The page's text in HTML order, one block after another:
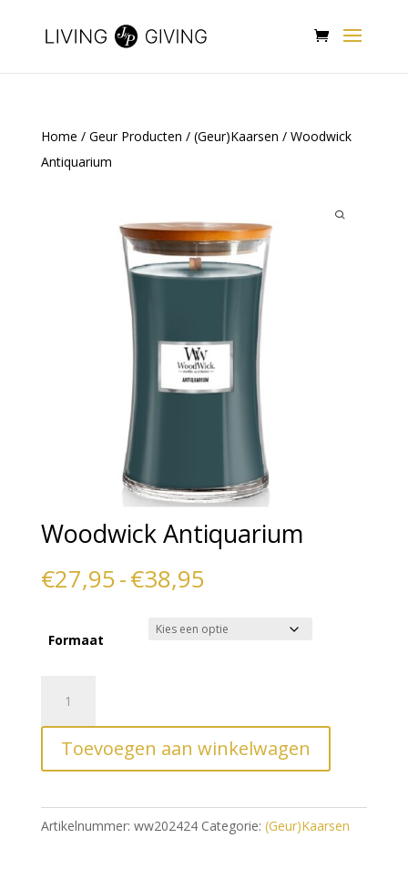
Home / Geur Producten / (Geur)Kaarsen / Woodwick
Antiquarium
Woodwick Antiquarium
€27,95-€38,95Prijsklasse:
tot
Formaat
aantalToevoegen aan winkelwagen
Artikelnummer: ww202424 Categorie: (Geur)Kaarsen